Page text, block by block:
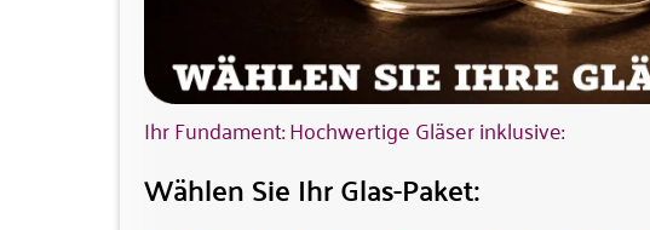
Ihr Fundament: Hochwertige Gläser inklusive:
Wählen Sie Ihr Glas-Paket: